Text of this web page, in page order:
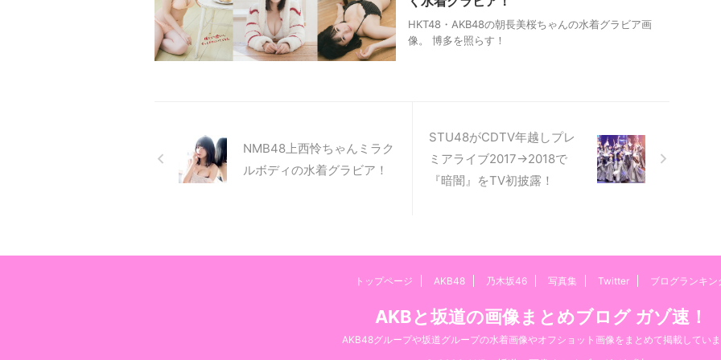
HKT48・AKB48の朝長美桜ちゃんの水着グラビア画
像。 博多を照らす！
NMB48上西怜ちゃんミラク
ルボディの水着グラビア！
STU48がCDTV年越しプレ
ミアライブ2017→2018で
『暗闇』をTV初披露！
トップページ AKB48 乃木坂46 写真集 Twitter ブログランキン
AKBと坂道の画像まとめブログ ガゾ速！
AKB48グループや坂道グループの水着画像やオフショット画像をまとめて掲載していま